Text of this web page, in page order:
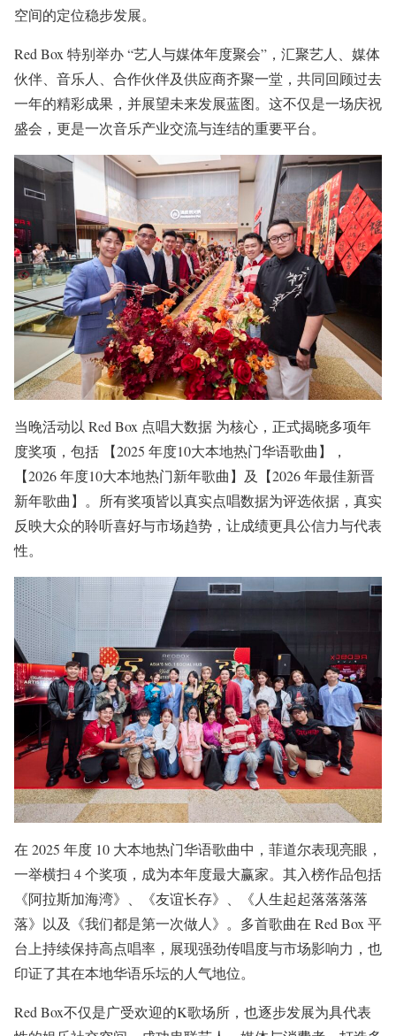
空间的定位稳步发展。
Red Box 特别举办 “艺人与媒体年度聚会”，汇聚艺人、媒体
伙伴、音乐人、合作伙伴及供应商齐聚一堂，共同回顾过去
一年的精彩成果，并展望未来发展蓝图。这不仅是一场庆祝
盛会，更是一次音乐产业交流与连结的重要平台。
当晚活动以 Red Box 点唱大数据 为核心，正式揭晓多项年
度奖项，包括 【2025 年度10大本地热门华语歌曲】，
【2026 年度10大本地热门新年歌曲】及【2026 年最佳新晋
新年歌曲】。所有奖项皆以真实点唱数据为评选依据，真实
反映大众的聆听喜好与市场趋势，让成绩更具公信力与代表
性。
在 2025 年度 10 大本地热门华语歌曲中，菲道尔表现亮眼，
一举横扫 4 个奖项，成为本年度最大赢家。其入榜作品包括
《阿拉斯加海湾》、《友谊长存》、《人生起起落落落落
落》以及《我们都是第一次做人》。多首歌曲在 Red Box 平
台上持续保持高点唱率，展现强劲传唱度与市场影响力，也
印证了其在本地华语乐坛的人气地位。
Red Box不仅是广受欢迎的K歌场所，也逐步发展为具代表